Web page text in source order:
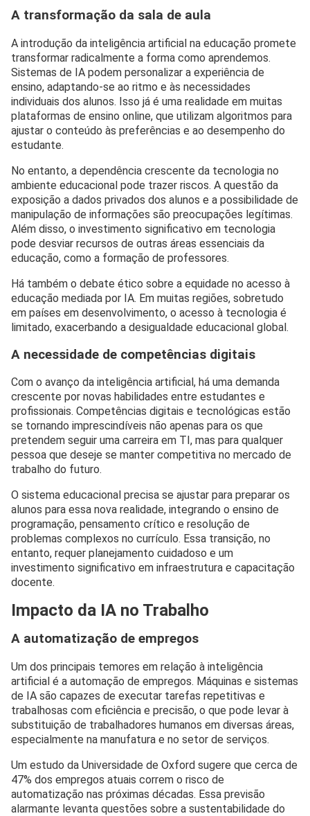
A transformação da sala de aula
A introdução da inteligência artificial na educação promete
transformar radicalmente a forma como aprendemos.
Sistemas de IA podem personalizar a experiência de
ensino, adaptando-se ao ritmo e às necessidades
individuais dos alunos. Isso já é uma realidade em muitas
plataformas de ensino online, que utilizam algoritmos para
ajustar o conteúdo às preferências e ao desempenho do
estudante.
No entanto, a dependência crescente da tecnologia no
ambiente educacional pode trazer riscos. A questão da
exposição a dados privados dos alunos e a possibilidade de
manipulação de informações são preocupações legítimas.
Além disso, o investimento significativo em tecnologia
pode desviar recursos de outras áreas essenciais da
educação, como a formação de professores.
Há também o debate ético sobre a equidade no acesso à
educação mediada por IA. Em muitas regiões, sobretudo
em países em desenvolvimento, o acesso à tecnologia é
limitado, exacerbando a desigualdade educacional global.
A necessidade de competências digitais
Com o avanço da inteligência artificial, há uma demanda
crescente por novas habilidades entre estudantes e
profissionais. Competências digitais e tecnológicas estão
se tornando imprescindíveis não apenas para os que
pretendem seguir uma carreira em TI, mas para qualquer
pessoa que deseje se manter competitiva no mercado de
trabalho do futuro.
O sistema educacional precisa se ajustar para preparar os
alunos para essa nova realidade, integrando o ensino de
programação, pensamento crítico e resolução de
problemas complexos no currículo. Essa transição, no
entanto, requer planejamento cuidadoso e um
investimento significativo em infraestrutura e capacitação
docente.
Impacto da IA no Trabalho
A automatização de empregos
Um dos principais temores em relação à inteligência
artificial é a automação de empregos. Máquinas e sistemas
de IA são capazes de executar tarefas repetitivas e
trabalhosas com eficiência e precisão, o que pode levar à
substituição de trabalhadores humanos em diversas áreas,
especialmente na manufatura e no setor de serviços.
Um estudo da Universidade de Oxford sugere que cerca de
47% dos empregos atuais correm o risco de
automatização nas próximas décadas. Essa previsão
alarmante levanta questões sobre a sustentabilidade do